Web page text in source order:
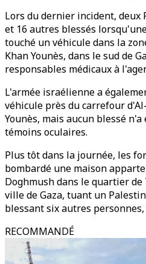
Lors du dernier incident, deux
et 16 autres blessés
touché un véhicule dans la
Khan Younès, dans le sud de
responsables médicaux à
L'armée israélienne a
véhicule près du carrefour
Younès, mais aucun blessé
témoins oculaires.
Plus tôt dans la journée, les
bombardé une maison
Doghmush dans le quartier
ville de Gaza, tuant un
blessant six autres
RECOMMANDÉ